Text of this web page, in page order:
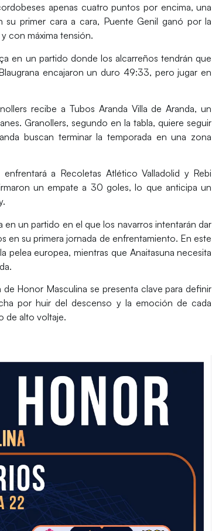
apenas cuatro puntos por encima, una
primer cara a cara, Puente Genil ganó por la
con máxima tensión.
en un partido donde los alcarreños tendrán que
encajaron un duro 49:33, pero jugar en
recibe a Tubos Aranda Villa de Aranda, un
Granollers, segundo en la tabla, quiere seguir
buscan terminar la temporada en una zona
a Recoletas Atlético Valladolid y Rebi
un empate a 30 goles, lo que anticipa un
en un partido en el que los navarros intentarán dar
en su primera jornada de enfrentamiento. En este
europea, mientras que Anaitasuna necesita
de Honor Masculina se presenta clave para definir
por huir del descenso y la emoción de cada
de alto voltaje.